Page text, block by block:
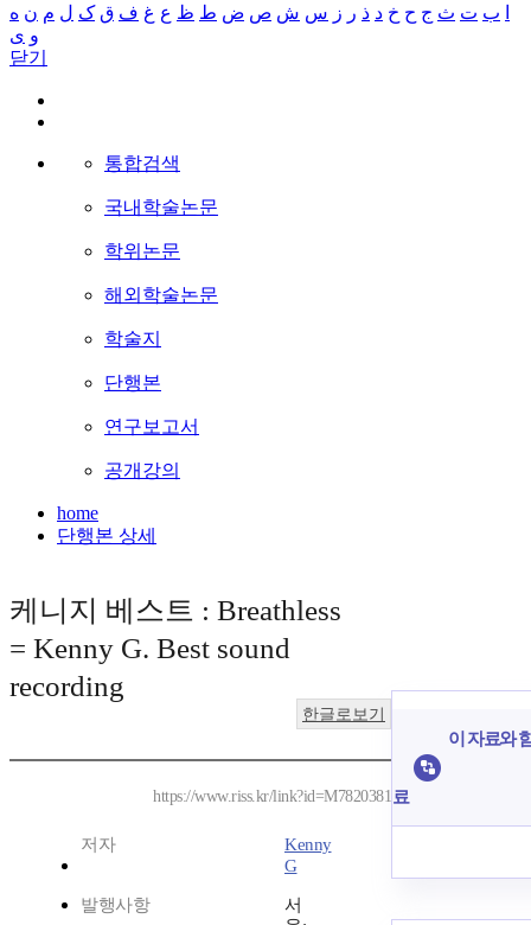
ب ت ث ج ح خ د ذ ر ز س ش ص ض ط ظ ع غ ف ق ک ل م ن ه
و ی
닫기
통합검색
국내학술논문
학위논문
해외학술논문
학술지
단행본
연구보고서
공개강의
home
단행본 상세
케니지 베스트 : Breathless
= Kenny G. Best sound
recording
한글로보기
https://www.riss.kr/link?id=M7820381
저자
Kenny
G
발행사항
서
이 자료와
료